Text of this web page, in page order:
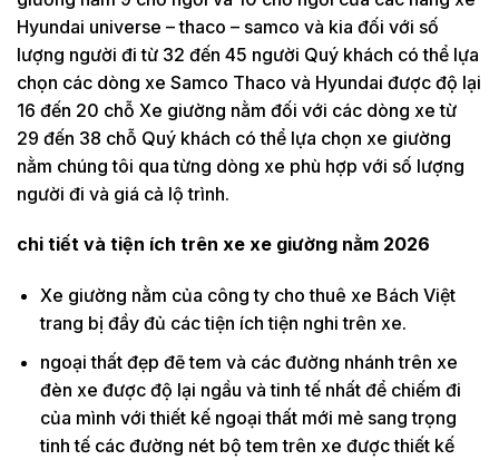
Hyundai universe – thaco – samco và kia đối với số
lượng người đi từ 32 đến 45 người Quý khách có thể lựa
chọn các dòng xe Samco Thaco và Hyundai được độ lại
16 đến 20 chỗ Xe giường nằm đối với các dòng xe từ
29 đến 38 chỗ Quý khách có thể lựa chọn xe giường
nằm chúng tôi qua từng dòng xe phù hợp với số lượng
người đi và giá cả lộ trình.
chi tiết và tiện ích trên xe xe giường nằm 2026
Xe giường nằm của công ty cho thuê xe Bách Việt
trang bị đầy đủ các tiện ích tiện nghi trên xe.
ngoại thất đẹp đẽ tem và các đường nhánh trên xe
đèn xe được độ lại ngầu và tinh tế nhất để chiếm đi
của mình với thiết kế ngoại thất mới mẻ sang trọng
tinh tế các đường nét bộ tem trên xe được thiết kế